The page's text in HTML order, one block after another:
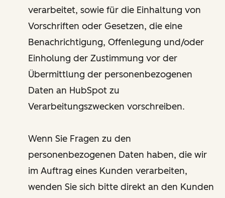
verarbeitet, sowie für die Einhaltung von
Vorschriften oder Gesetzen, die eine
Benachrichtigung, Offenlegung und/oder
Einholung der Zustimmung vor der
Übermittlung der personenbezogenen
Daten an HubSpot zu
Verarbeitungszwecken vorschreiben.
Wenn Sie Fragen zu den
personenbezogenen Daten haben, die wir
im Auftrag eines Kunden verarbeiten,
wenden Sie sich bitte direkt an den Kunden